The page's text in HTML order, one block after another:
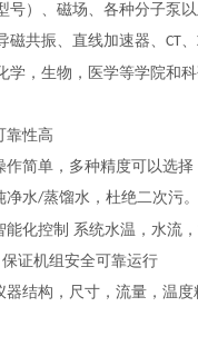
号）、磁场、各种分子泵
磁共振、直线加速器、 CT、
学，生物，医学等学院和
靠性高
简单，多种精度可以选择
净水/蒸馏水，杜绝二次污。
化控制 系统水温，水流
证机组安全可靠运行
器结构，尺寸，流量，温